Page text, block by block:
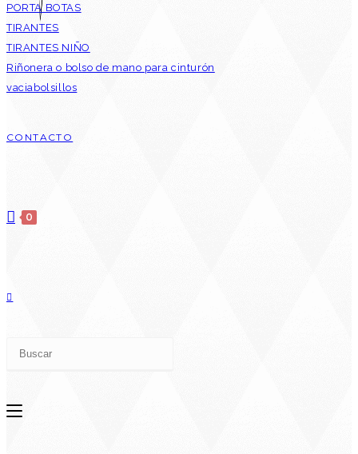
PORTA BOTAS
TIRANTES
TIRANTES NIÑO
Riñonera o bolso de mano para cinturón
vaciabolsillos
CONTACTO
0